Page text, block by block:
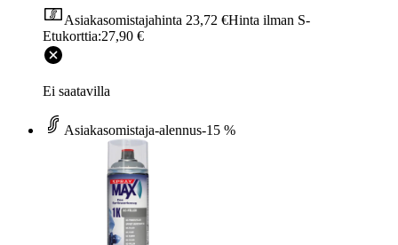
Asiakasomistajahinta 23,72 €Hinta ilman S-
Etukorttia:27,90 €
Ei saatavilla
Asiakasomistaja-alennus-15 %